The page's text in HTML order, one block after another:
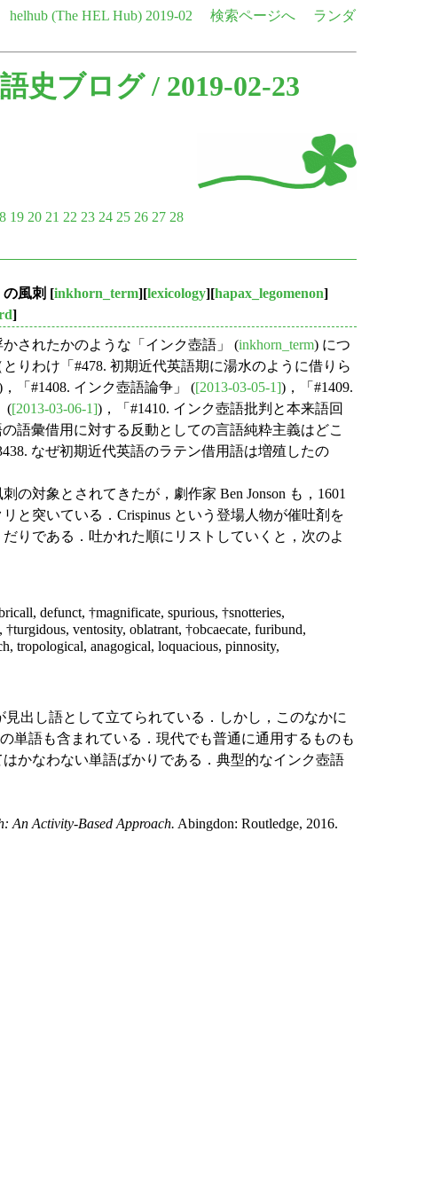
helhub (The HEL Hub) 2019-02 検索ページへ
ランダ
史ブログ/ 2019-02-23
19 20 21 22 23 24 25 26 27 28
風刺 [inkhorn_term][lexicology][hapax_legomenon]
]
されたかのような「インク壺語」 (inkhorn_term) につ
りわけ「#478. 初期近代英語期に湯水のように借りら
，「#1408. インク壺語論争」 ([2013-03-05-1])，「#1409.
([2013-03-06-1])，「#1410. インク壺語批判と本来語回
語彙借用に対する反動としての言語純粋主義はどこ
なぜ初期近代英語のラテン借用語は増殖したの
対象とされてきたが，劇作家 Ben Jonson も，1601
と突いている．Crispinus という登場人物が催吐剤を
りである．吐かれた順にリストしていくと，次のよ
defunct, †magnificate, spurious, †snotteries,
ventosity, oblatrant, †obcaecate, furibund,
tropological, anagogical, loquacious, pinnosity,
見出し語として立てられている．しかし，このなかに
単語も含まれている．現代でも普通に通用するものも
かなわない単語ばかりである．典型的なインク壺語
An Activity-Based Approach. Abingdon: Routledge, 2016.